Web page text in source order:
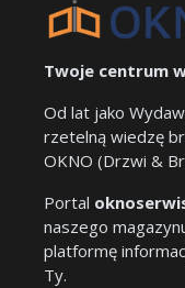
Twoje centrum
Od lat jako
rzetelną wiedzę
OKNO (Drzwi &
Portal
naszego
platformę
Ty.